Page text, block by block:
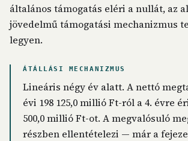
általános támogatás eléri a nullát, az
jövedelmű támogatási mechanizmus
legyen.
ÁTÁLLÁSI MECHANIZMUS
Lineáris négy év alatt. A nettó
évi 198 125,0 millió Ft-ról a 4. évre
500,0 millió Ft-ot. A megvalósuló
részben ellentételezi — már a